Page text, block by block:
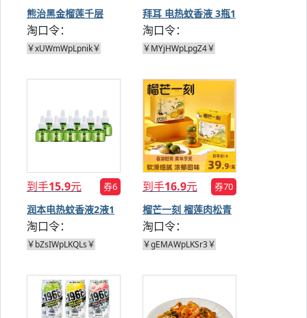
熊治黑金榴莲千层
450g*2
淘口令：
￥xUWmWpLpnik￥
拜耳 电热蚊香液 3瓶1
器
淘口令：
￥MYjHWpLpgZ4￥
到手15.9元 券6
润本电热蚊香液2液1
器
淘口令：
￥bZsIWpLKQLs￥
到手16.9元 券70
榴芒一刻 榴莲肉松青
团 50g*4枚
淘口令：
￥gEMAWpLKSr3￥